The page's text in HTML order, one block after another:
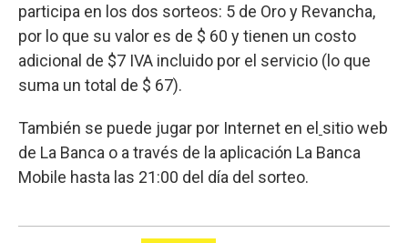
participa en los dos sorteos: 5 de Oro y Revancha,
por lo que su valor es de $ 60 y tienen un costo
adicional de $7 IVA incluido por el servicio (lo que
suma un total de $ 67).
También se puede jugar por Internet en el sitio web
de La Banca o a través de la aplicación La Banca
Mobile hasta las 21:00 del día del sorteo.